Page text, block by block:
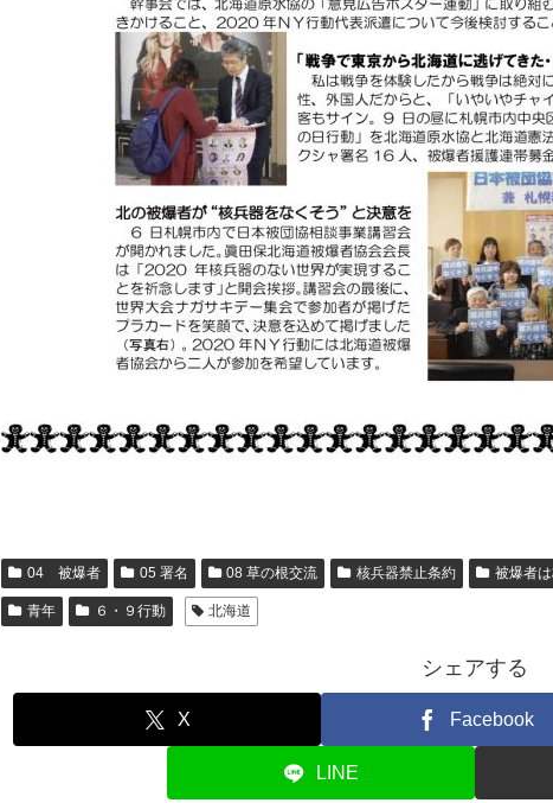
04 被爆者 05 署名 08 草の根交流 核兵器禁止条約 被爆者
青年 ６・９行動 北海道
シェアする
X Facebook
LINE